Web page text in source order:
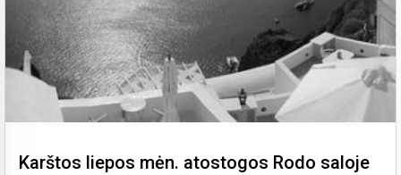
Karštos liepos mėn. atostogos Rodo saloje